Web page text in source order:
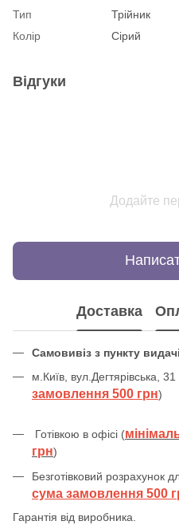
Тип
Трійник
Колір
Сірий
Відгуки
Додайте
Доставка
Самовивіз з пункту
м.Київ, вул.Дегтярівська, 31
замовлення 500 грн)
Готівкою в офісі (
грн)
Безготівковий розрахунок
сума замовлення 500
Гарантія від виробника.